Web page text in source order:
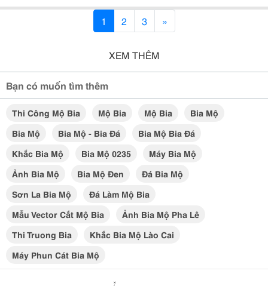
1 2 3 »
XEM THÊM
Bạn có muốn tìm thêm
Thi Công Mộ Bia Mộ Bia Mộ Bia
Bia Mộ
Bia Mộ
Bia Mộ - Bia Đá
Bia Mộ Bia Đá
Khắc Bia Mộ
Bia Mộ 0235
Máy Bia Mộ
Ảnh Bia Mộ
Bia Mộ Đen
Đá Bia Mộ
Sơn La Bia Mộ
Đá Làm Mộ Bia
Mẫu Vector Cắt Mộ Bia
Ảnh Bia Mộ Pha Lê
Thi Truong Bia
Khắc Bia Mộ Lào Cai
Máy Phun Cát Bia Mộ